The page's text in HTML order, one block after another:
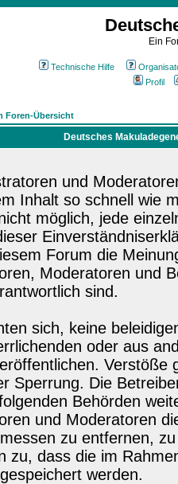
Ein
Technische Hilfe
Profil
Foren-Übersicht
Deutsches
und
Inhalt so schnell wie
möglich, jede
Forum die
Moderatoren und
sind.
sich, keine
oder aus
Verstöße
Sperrung. Die
Behörden
und Moderatoren
zu entfernen,
zu, dass die im
werden.